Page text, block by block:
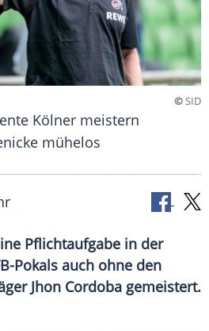
©SID
Kölner meistern
mühelos
Pflichtaufgabe in der
Pokals auch ohne den
Jhon Cordoba gemeistert.